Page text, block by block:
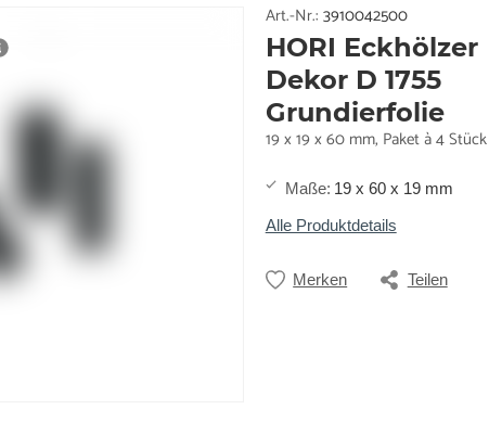
Art.-Nr.: 3910042500
HORI Eckhölzer
Dekor D 1755
Grundierfolie
19 x 19 x 60 mm, Paket à 4 Stück
Maße: 19 x 60 x 19 mm
Alle Produktdetails
Merken Teilen